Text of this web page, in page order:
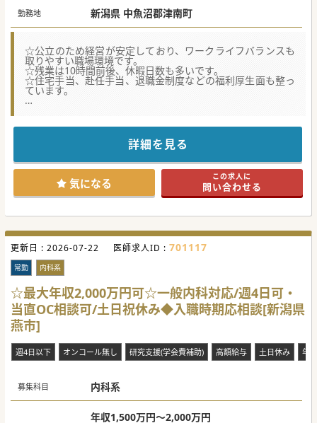
勤務地 新潟県 中魚沼郡津南町
☆公立のため経営が安定しており、ワークライフバランスも
取りやすい職場環境です。
☆残業は10時間前後、休暇日数も多いです。
☆住宅手当、赴任手当、退職金制度などの福利厚生面も整っ
ています。
急性期から慢性期までを総合的に診療するケアミックス病院
#春入職可 #秋入職可
詳細を見る
気になる この求人に
問い合わせる
更新日 : 2026-07-22 医師求人ID : 701117
常勤 内科系
☆最大年収2,000万円可☆一般内科対応/週4日可・
当直OC相談可/土日祝休み◆入職時期応相談[新潟県
燕市]
週4日以下 オンコール無し 研究支援(学会費補助) 高額給与 土日休み 年
募集科目 内科系
年収1,500万円～2,000万円